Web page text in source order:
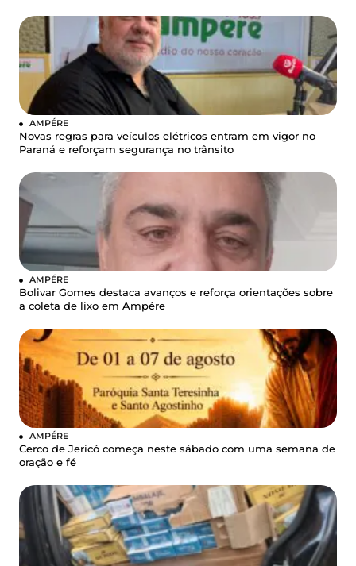
AMPÉRE
Novas regras para veículos elétricos entram em vigor no
Paraná e reforçam segurança no trânsito
AMPÉRE
Bolivar Gomes destaca avanços e reforça orientações sobre
a coleta de lixo em Ampére
AMPÉRE
Cerco de Jericó começa neste sábado com uma semana de
oração e fé